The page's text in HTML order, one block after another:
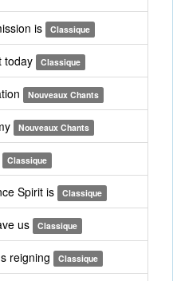
is Classique
today Classique
Nouveaux Chants
Nouveaux Chants
Classique
Spirit is Classique
us Classique
reigning Classique